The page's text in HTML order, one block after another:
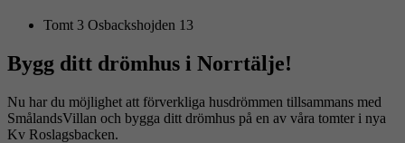
Tomt 3 Osbackshojden 13
Bygg ditt drömhus i Norrtälje!
Nu har du möjlighet att förverkliga husdrömmen tillsammans med
SmålandsVillan och bygga ditt drömhus på en av våra tomter i nya
Kv Roslagsbacken.